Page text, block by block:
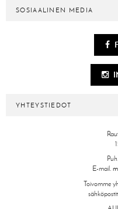
SOSIAALINEN MEDIA
YHTEYSTIEDOT
Puh.
E-mail.
Toivomme